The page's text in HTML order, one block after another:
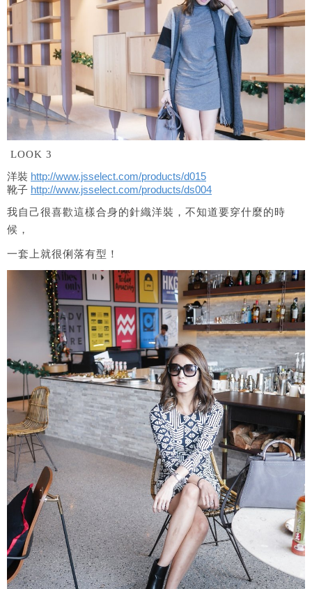
LOOK 3
洋裝 http://www.jsselect.com/products/d015
靴子 http://www.jsselect.com/products/ds004
我自己很喜歡這樣合身的針織洋裝，不知道要穿什麼的時
候，
一套上就很俐落有型！